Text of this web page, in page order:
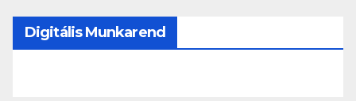
Digitális Munkarend